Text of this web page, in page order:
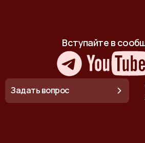
Вступайте в
Задать вопрос